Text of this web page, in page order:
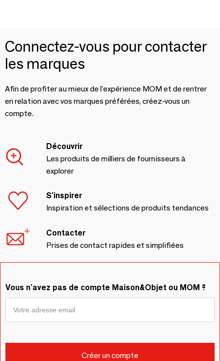
Connectez-vous pour contacter
les marques
Afin de profiter au mieux de l'expérience MOM et de rentrer
en relation avec vos marques préférées, créez-vous un
compte.
Découvrir
Les produits de milliers de fournisseurs à
explorer
S'inspirer
Inspiration et sélections de produits tendances
Contacter
Prises de contact rapides et simplifiées
Vous n'avez pas de compte Maison&Objet ou MOM ?